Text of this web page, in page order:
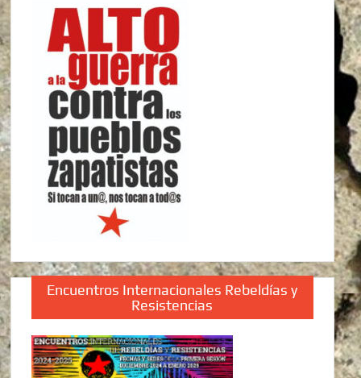
Encuentros Internacionales Rebeldías y
Resistencias